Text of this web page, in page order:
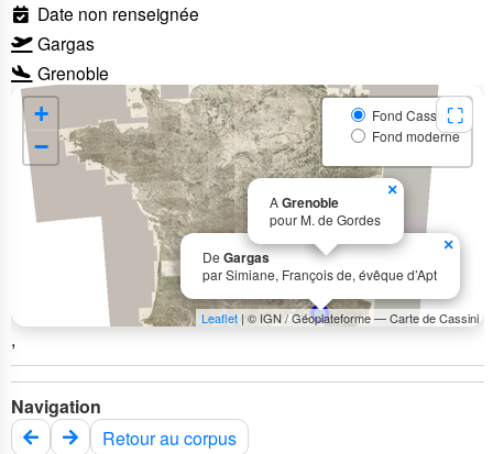
Date non renseignée
Gargas
Grenoble
⛶
De Gargas
par Simiane, François de, évêque d’Apt
×
AGrenoble
pour M. de Gordes
×
+
−
Fond Cassini
Fond moderne
Leaflet | © IGN / Géoplateforme — Carte de Cassini
,
Navigation
Retour au corpus